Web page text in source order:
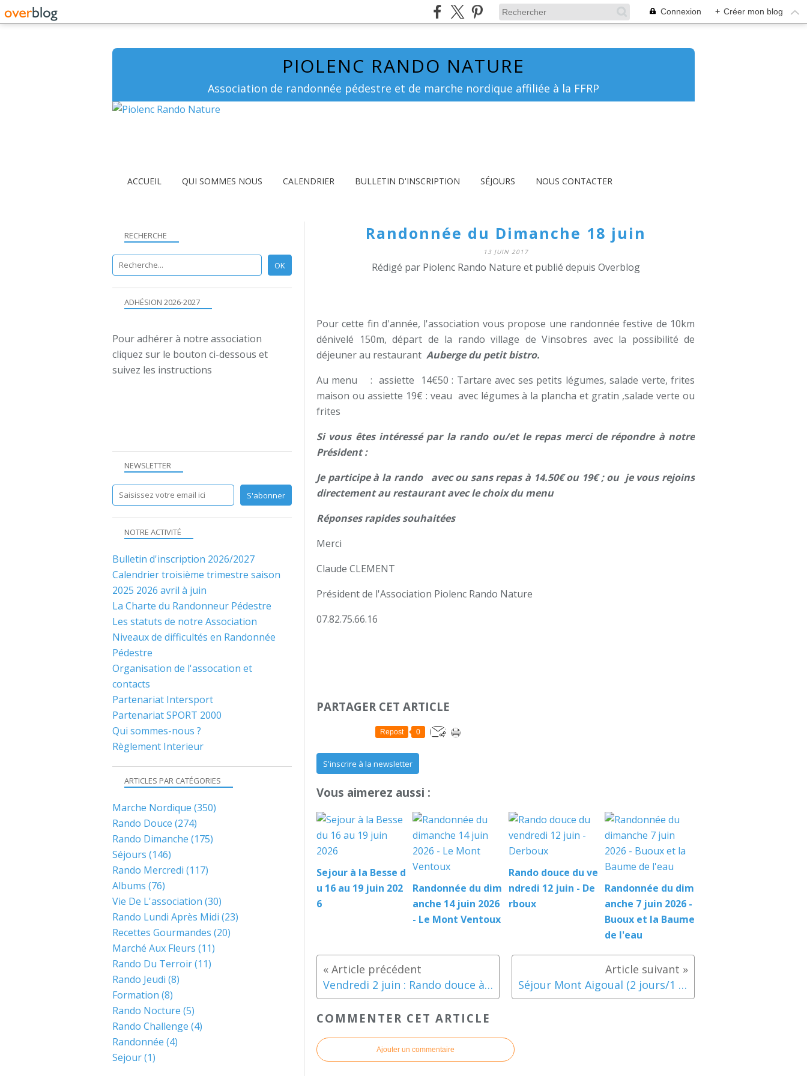
Connexion + Créer mon blog
PIOLENC RANDO NATURE
Association de randonnée pédestre et de marche nordique affiliée à la FFRP
ACCUEIL QUI SOMMES NOUS CALENDRIER BULLETIN D'INSCRIPTION SÉJOURS NOUS CONTACTER
Randonnée du Dimanche 18 juin
13 JUIN 2017
Rédigé par Piolenc Rando Nature et publié depuis Overblog
Pour cette fin d'année, l'association vous propose une randonnée festive de 10km
dénivelé 150m, départ de la rando village de Vinsobres avec la possibilité de
déjeuner au restaurant Auberge du petit bistro.
Au menu : assiette 14€50 : Tartare avec ses petits légumes, salade verte, frites
maison ou assiette 19€ : veau avec légumes à la plancha et gratin ,salade verte ou
frites
Si vous êtes intéressé par la rando ou/et le repas merci de répondre à notre
Président :
Je participe à la rando avec ou sans repas à 14.50€ ou 19€ ; ou je vous rejoins
directement au restaurant avec le choix du menu
Réponses rapides souhaitées
Merci
Claude CLEMENT
Président de l'Association Piolenc Rando Nature
07.82.75.66.16
PARTAGER CET ARTICLE
Repost 0
S'inscrire à la newsletter
Vous aimerez aussi :
Sejour à la Besse d
u 16 au 19 juin 202
6
Randonnée du dim
anche 14 juin 2026
- Le Mont Ventoux
Rando douce du ve
ndredi 12 juin - De
rboux
Randonnée du dim
anche 7 juin 2026 -
Buoux et la Baume
de l'eau
Vendredi 2 juin : Rando douce à Grignan Séjour Mont Aigoual (2 jours/1 nuit)
COMMENTER CET ARTICLE
Ajouter un commentaire
NEWSLETTER
RECHERCHE
NOTRE ACTIVITÉ
Bulletin d'inscription 2026/2027
Calendrier troisième trimestre saison
2025 2026 avril à juin
La Charte du Randonneur Pédestre
Les statuts de notre Association
Niveaux de difficultés en Randonnée
Pédestre
Organisation de l'assocation et
contacts
Partenariat Intersport
Partenariat SPORT 2000
Qui sommes-nous ?
Règlement Interieur
ARTICLES PAR CATÉGORIES
Marche Nordique (350)
Rando Douce (274)
Rando Dimanche (175)
Séjours (146)
Rando Mercredi (117)
Albums (76)
Vie De L'association (30)
Rando Lundi Après Midi (23)
Recettes Gourmandes (20)
Marché Aux Fleurs (11)
Rando Du Terroir(11)
Rando Jeudi (8)
Formation (8)
Rando Nocture (5)
Rando Challenge (4)
Randonnée (4)
Sejour(1)
ADHÉSION 2026-2027
Pour adhérer à notre association
cliquez sur le bouton ci-dessous et
suivez les instructions